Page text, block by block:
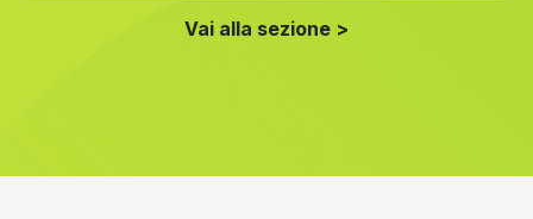
Vai alla sezione >